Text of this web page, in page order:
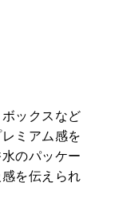
ックスなど
ミアム感を
のパッケー
を伝えられ